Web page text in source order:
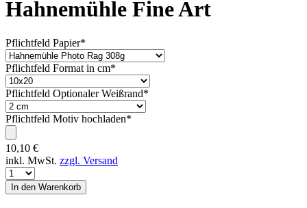
Hahnemühle Fine Art
Pflichtfeld Papier*
Pflichtfeld Format in cm*
Pflichtfeld Optionaler Weißrand*
Pflichtfeld Motiv hochladen*
10,10 €
inkl. MwSt. zzgl. Versand